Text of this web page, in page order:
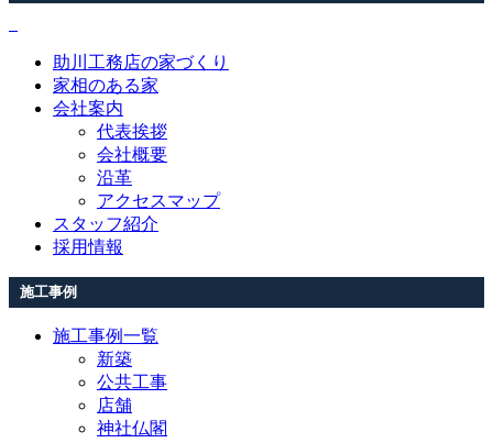
助川工務店の家づくり
家相のある家
会社案内
代表挨拶
会社概要
沿革
アクセスマップ
スタッフ紹介
採用情報
施工事例
施工事例一覧
新築
公共工事
店舗
神社仏閣